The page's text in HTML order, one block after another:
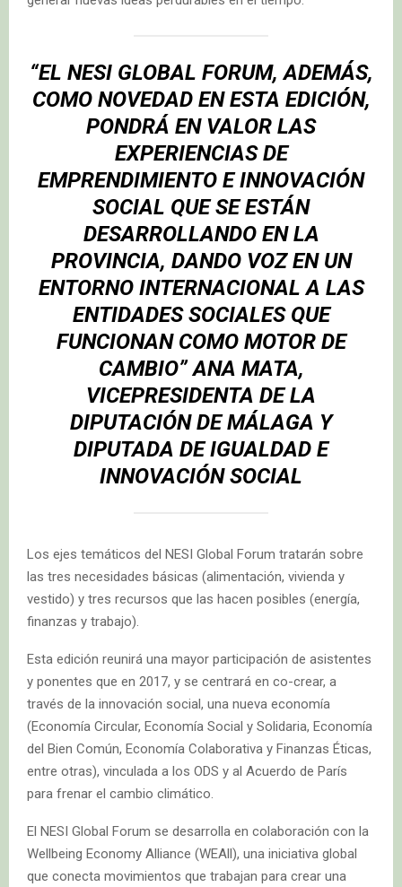
“EL NESI GLOBAL FORUM, ADEMÁS,
COMO NOVEDAD EN ESTA EDICIÓN,
PONDRÁ EN VALOR LAS
EXPERIENCIAS DE
EMPRENDIMIENTO E INNOVACIÓN
SOCIAL QUE SE ESTÁN
DESARROLLANDO EN LA
PROVINCIA, DANDO VOZ EN UN
ENTORNO INTERNACIONAL A LAS
ENTIDADES SOCIALES QUE
FUNCIONAN COMO MOTOR DE
CAMBIO” ANA MATA,
VICEPRESIDENTA DE LA
DIPUTACIÓN DE MÁLAGA Y
DIPUTADA DE IGUALDAD E
INNOVACIÓN SOCIAL
Los ejes temáticos del NESI Global Forum tratarán sobre
las tres necesidades básicas (alimentación, vivienda y
vestido) y tres recursos que las hacen posibles (energía,
finanzas y trabajo).
Esta edición reunirá una mayor participación de asistentes
y ponentes que en 2017, y se centrará en co-crear, a
través de la innovación social, una nueva economía
(Economía Circular, Economía Social y Solidaria, Economía
del Bien Común, Economía Colaborativa y Finanzas Éticas,
entre otras), vinculada a los ODS y al Acuerdo de París
para frenar el cambio climático.
El NESI Global Forum se desarrolla en colaboración con la
Wellbeing Economy Alliance (WEAll), una iniciativa global
que conecta movimientos que trabajan para crear una